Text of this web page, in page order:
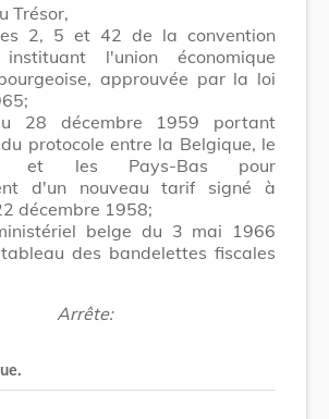
Trésor,
2, 5 et 42 de la convention
instituant l'union économique
approuvée par la loi
28 décembre 1959 portant
protocole entre la Belgique, le
et les Pays-Bas pour
d'un nouveau tarif signé à
décembre 1958;
belge du 3 mai 1966
des bandelettes fiscales
Arrête: